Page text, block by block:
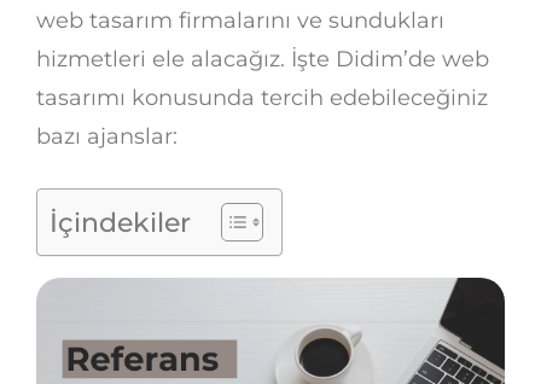
web tasarım firmalarını ve sundukları
hizmetleri ele alacağız. İşte Didim’de web
tasarımı konusunda tercih edebileceğiniz
bazı ajanslar:
İçindekiler